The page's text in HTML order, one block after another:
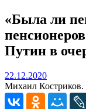
«Была ли
Путин в
22.12.202022.12.2020
Михаил Костриков.